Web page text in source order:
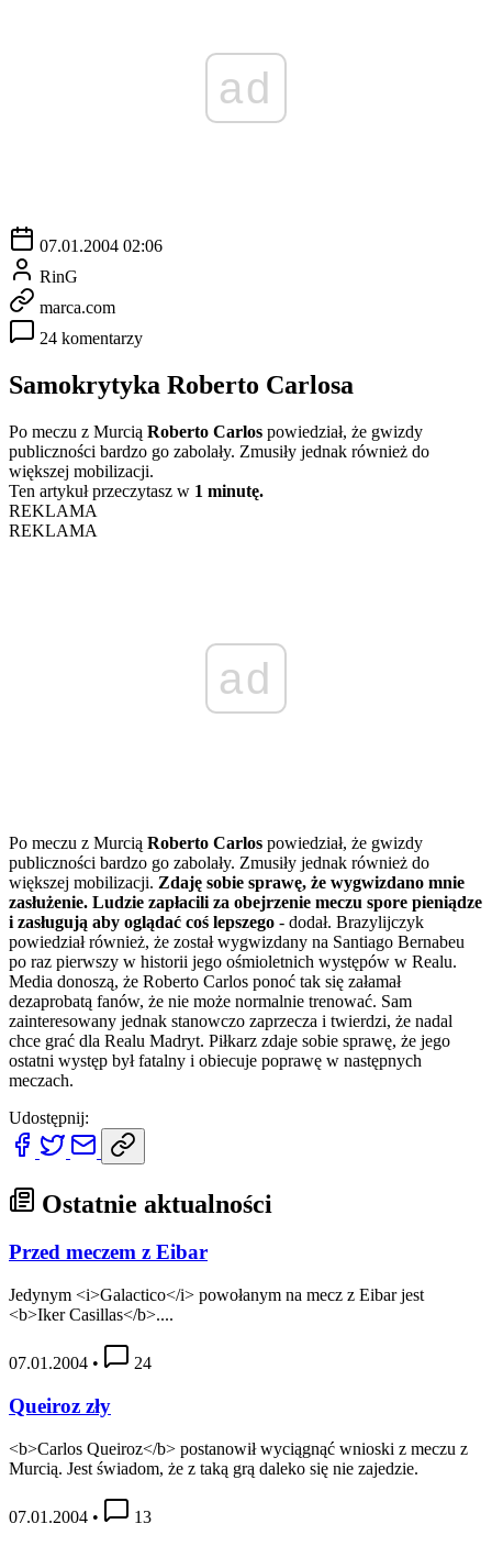
ad
07.01.2004 02:06
RinG
marca.com
24 komentarzy
Samokrytyka Roberto Carlosa
Po meczu z Murcią Roberto Carlos powiedział, że gwizdy
publiczności bardzo go zabolały. Zmusiły jednak również do
większej mobilizacji.
Ten artykuł przeczytasz w 1 minutę.
REKLAMA
REKLAMA
ad
Po meczu z Murcią Roberto Carlos powiedział, że gwizdy
publiczności bardzo go zabolały. Zmusiły jednak również do
większej mobilizacji. Zdaję sobie sprawę, że wygwizdano mnie
zasłużenie. Ludzie zapłacili za obejrzenie meczu spore pieniądze
i zasługują aby oglądać coś lepszego - dodał. Brazylijczyk
powiedział również, że został wygwizdany na Santiago Bernabeu
po raz pierwszy w historii jego ośmioletnich występów w Realu.
Media donoszą, że Roberto Carlos ponoć tak się załamał
dezaprobatą fanów, że nie może normalnie trenować. Sam
zainteresowany jednak stanowczo zaprzecza i twierdzi, że nadal
chce grać dla Realu Madryt. Piłkarz zdaje sobie sprawę, że jego
ostatni występ był fatalny i obiecuje poprawę w następnych
meczach.
Udostępnij:
Ostatnie aktualności
Przed meczem z Eibar
Jedynym <i>Galactico</i> powołanym na mecz z Eibar jest
<b>Iker Casillas</b>....
07.01.2004 • 24
Queiroz zły
<b>Carlos Queiroz</b> postanowił wyciągnąć wnioski z meczu z
Murcią. Jest świadom, że z taką grą daleko się nie zajedzie.
07.01.2004 • 13